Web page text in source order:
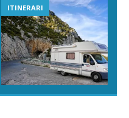
ITINERARI